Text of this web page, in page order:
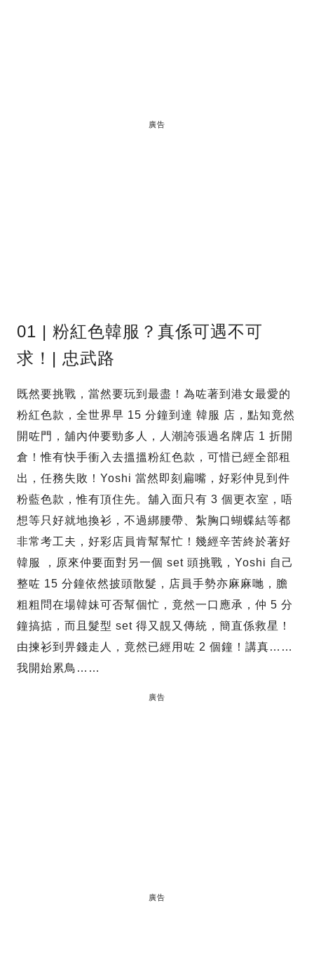
廣告
01 | 粉紅色韓服？真係可遇不可
求！| 忠武路
既然要挑戰，當然要玩到最盡！為咗著到港女最愛的
粉紅色款，全世界早 15 分鐘到達 韓服 店，點知竟然
開咗門，舖內仲要勁多人，人潮誇張過名牌店 1 折開
倉！惟有快手衝入去搵搵粉紅色款，可惜已經全部租
出，任務失敗！Yoshi 當然即刻扁嘴，好彩仲見到件
粉藍色款，惟有頂住先。舖入面只有 3 個更衣室，唔
想等只好就地換衫，不過綁腰帶、紮胸口蝴蝶結等都
非常考工夫，好彩店員肯幫幫忙！幾經辛苦終於著好
韓服 ，原來仲要面對另一個 set 頭挑戰，Yoshi 自己
整咗 15 分鐘依然披頭散髮，店員手勢亦麻麻哋，膽
粗粗問在場韓妹可否幫個忙，竟然一口應承，仲 5 分
鐘搞掂，而且髮型 set 得又靚又傳統，簡直係救星！
由揀衫到畀錢走人，竟然已經用咗 2 個鐘！講真……
我開始累鳥……
廣告
廣告